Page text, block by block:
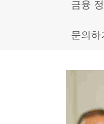
금융
문의하